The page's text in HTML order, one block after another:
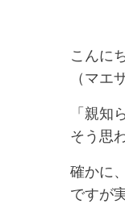
こんに
（マエ
「親知
そう思
確かに
ですが